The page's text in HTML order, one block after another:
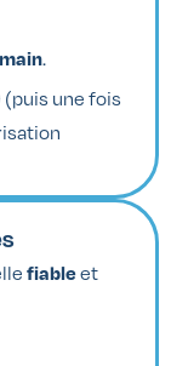
.
(puis une fois
fiableet